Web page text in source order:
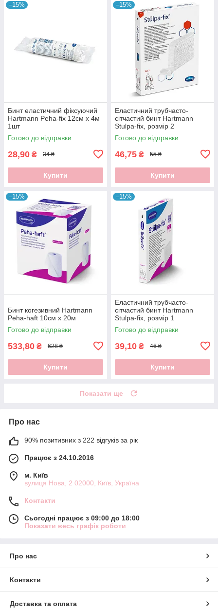
–15%
Бинт еластичний фіксуючий
Hartmann Peha-fix 12см х 4м
1шт
Готово до відправки
28,90 ₴ 34 ₴
Купити
–15%
Еластичний трубчасто-
сітчастий бинт Hartmann
Stulpa-fix, розмір 2
Готово до відправки
46,75 ₴ 55 ₴
Купити
–15%
Бинт когезивний Hartmann
Peha-haft 10см х 20м
Готово до відправки
533,80 ₴ 628 ₴
Купити
–15%
Еластичний трубчасто-
сітчастий бинт Hartmann
Stulpa-fix, розмір 1
Готово до відправки
39,10 ₴ 46 ₴
Купити
Показати ще
Про нас
90% позитивних з 222 відгуків за рік
Працює з 24.10.2016
м. Київ
вулиця Нова, 2 02000, Київ, Україна
Контакти
Сьогодні працює з 09:00 до 18:00
Показати весь графік роботи
Про нас
Контакти
Доставка та оплата